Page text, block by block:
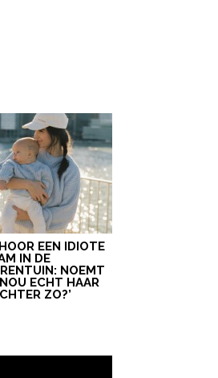
EEN IDIOTE
IN DE
NOEMT
ECHT HAAR
ZO?’